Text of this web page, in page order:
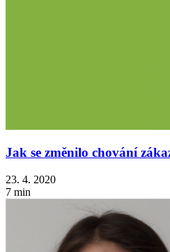
Jak se změnilo chování
23. 4. 2020
7 min